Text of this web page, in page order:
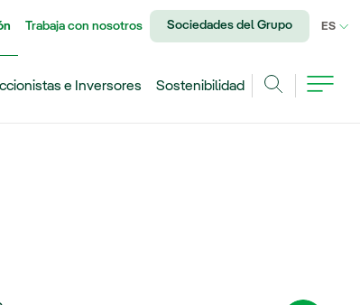
Trabaja con nosotros Sociedades del Grupo ES
e Inversores
Sostenibilidad